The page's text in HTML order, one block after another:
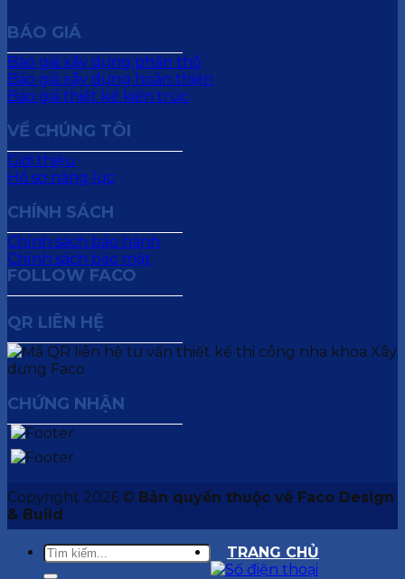
BÁO GIÁ
Báo giá xây dựng phần thô
Báo giá xây dựng hoàn thiện
Báo giá thiết kế kiến trúc
VỀ CHÚNG TÔI
Giới thiệu
Hồ sơ năng lực
CHÍNH SÁCH
Chính sách bảo hành
Chính sách bảo mật
FOLLOW FACO
QR LIÊN HỆ
CHỨNG NHẬN
Copyright 2026 © Bản quyền thuộc về Faco Design
& Build
TRANG CHỦ